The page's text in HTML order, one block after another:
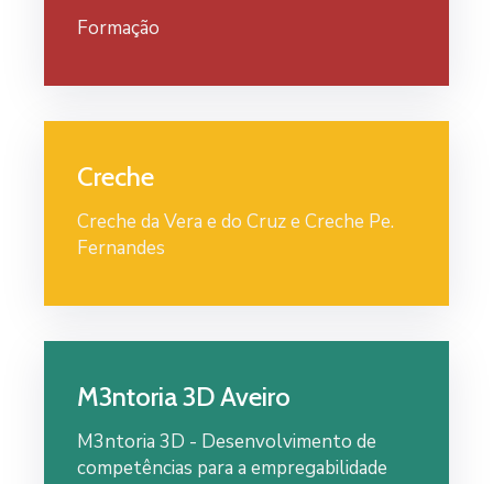
Formação
Creche
Creche da Vera e do Cruz e Creche Pe.
Fernandes
M3ntoria 3D Aveiro
M3ntoria 3D - Desenvolvimento de
competências para a empregabilidade